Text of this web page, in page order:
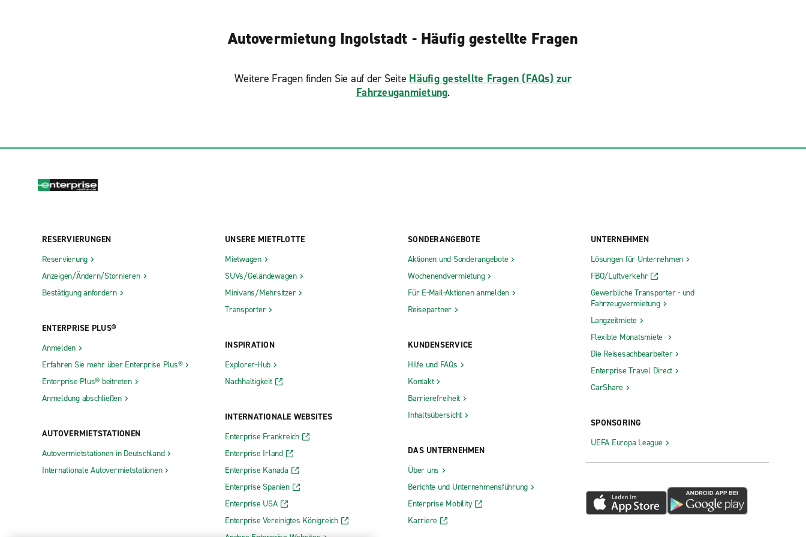
Autovermietung Ingolstadt - Häufig gestellte Fragen
Weitere Fragen finden Sie auf der Seite Häufig gestellte Fragen (FAQs) zur
Fahrzeuganmietung.
RESERVIERUNGEN
Reservierung
Anzeigen/Ändern/Stornieren
Bestätigung anfordern
ENTERPRISE PLUS®
Anmelden
Erfahren Sie mehr über Enterprise Plus®
Enterprise Plus® beitreten
Anmeldung abschließen
AUTOVERMIETSTATIONEN
Autovermietstationen in Deutschland
Internationale Autovermietstationen
UNSERE MIETFLOTTE
Mietwagen
SUVs/Geländewagen
Minivans/Mehrsitzer
Transporter
INSPIRATION
Explorer-Hub
Nachhaltigkeit
INTERNATIONALE WEBSITES
Enterprise Frankreich
Enterprise Irland
Enterprise Kanada
Enterprise Spanien
Enterprise USA
Enterprise Vereinigtes Königreich
SONDERANGEBOTE
Aktionen und Sonderangebote
Wochenendvermietung
Für E-Mail-Aktionen anmelden
Reisepartner
KUNDENSERVICE
Hilfe und FAQs
Kontakt
Barrierefreiheit
Inhaltsübersicht
DAS UNTERNEHMEN
Über uns
Berichte und Unternehmensführung
Enterprise Mobility
Karriere
UNTERNEHMEN
Lösungen für Unternehmen
FBO/Luftverkehr
Gewerbliche Transporter - und
Fahrzeugvermietung
Langzeitmiete
Flexible Monatsmiete
Die Reisesachbearbeiter
Enterprise Travel Direct
CarShare
SPONSORING
UEFA Europa League